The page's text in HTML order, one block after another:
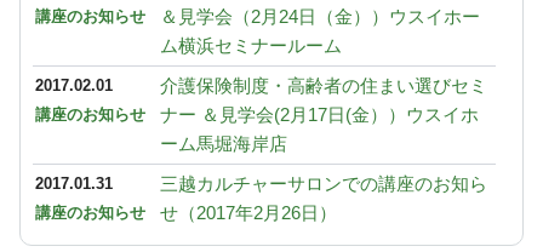
講座のお知らせ
＆見学会（2月24日（金））ウスイホー
ム横浜セミナールーム
2017.02.01
講座のお知らせ
介護保険制度・高齢者の住まい選びセミ
ナー ＆見学会(2月17日(金））ウスイホ
ーム馬堀海岸店
2017.01.31
講座のお知らせ
三越カルチャーサロンでの講座のお知ら
せ（2017年2月26日）